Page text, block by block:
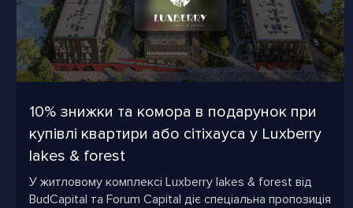
10% знижки та комора в подарунок при
купівлі квартири або сітіхауса у Luxberry
lakes & forest
У житловому комплексі Luxberry lakes & forest від
BudCapital та Forum Capital діє спеціальна пропозиція